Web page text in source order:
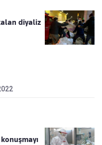
diyaliz